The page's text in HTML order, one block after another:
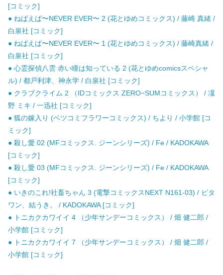
[コミック]
● ねばえば〜NEVER EVER〜 2 (花とゆめコミックス) / 藤崎 真緒 /
白泉社 [コミック]
● ねばえば〜NEVER EVER〜 1 (花とゆめコミックス) / 藤崎真緒 /
白泉社 [コミック]
● 心霊探偵八雲 赤い瞳は知っている 2 (花とゆめcomicsスペシャ
ル) / 都戸利津、神永学 / 白泉社 [コミック]
● クラブクライム 2 （IDコミックス ZERO−SUMコミックス） / 凜
野 ミキ / 一迅社 [コミック]
● 狐の嫁入り (ベツコミフラワーコミックス) / ちより / 小学館 [コ
ミック]
● 殺し愛 02 (MFコミックス. ジーンシリーズ) / Fe / KADOKAWA
[コミック]
● 殺し愛 03 (MFコミックス. ジーンシリーズ) / Fe / KADOKAWA
[コミック]
● いきのこれ!社畜ちゃん 3 (電撃コミックスNEXT N161-03) / ビタ
ワン、結うき。 / KADOKAWA [コミック]
● トニカクカワイイ 4 （少年サンデーコミックス） / 畑 健二郎 /
小学館 [コミック]
● トニカクカワイイ 7 （少年サンデーコミックス） / 畑 健二郎 /
小学館 [コミック]